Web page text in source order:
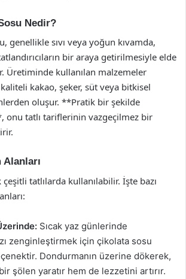
Nedir?
genellikle sıvı veya yoğun kıvamda,
bir araya getirilmesiyle elde
Üretiminde kullanılan malzemeler
kakao, şeker, süt veya bitkisel
oluşur. **Pratik bir şekilde
onu tatlı tariflerinin vazgeçilmez bir
tatlılarda kullanılabilir. İşte bazı
Sıcak yaz günlerinde
zenginleştirmek için çikolata sosu
Dondurmanın üzerine dökerek,
şölen yaratır hem de lezzetini artırır.